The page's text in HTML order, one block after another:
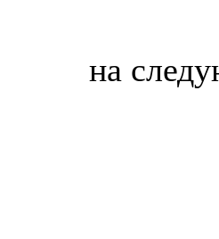
на